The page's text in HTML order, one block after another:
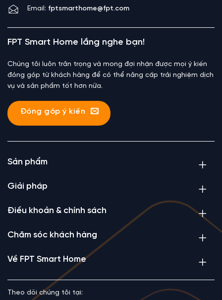
Email: fptsmarthome@fpt.com
FPT Smart Home lắng nghe bạn!
Chúng tôi luôn trân trọng và mong đợi nhận được mọi ý kiến
đóng góp từ khách hàng để có thể nâng cấp trải nghiệm dịch
vụ và sản phẩm tốt hơn nữa.
Đóng góp ý kiến
Sản phẩm
Giải pháp
Điều khoản & chính sách
Chăm sóc khách hàng
Về FPT Smart Home
Theo dõi chúng tôi tại: